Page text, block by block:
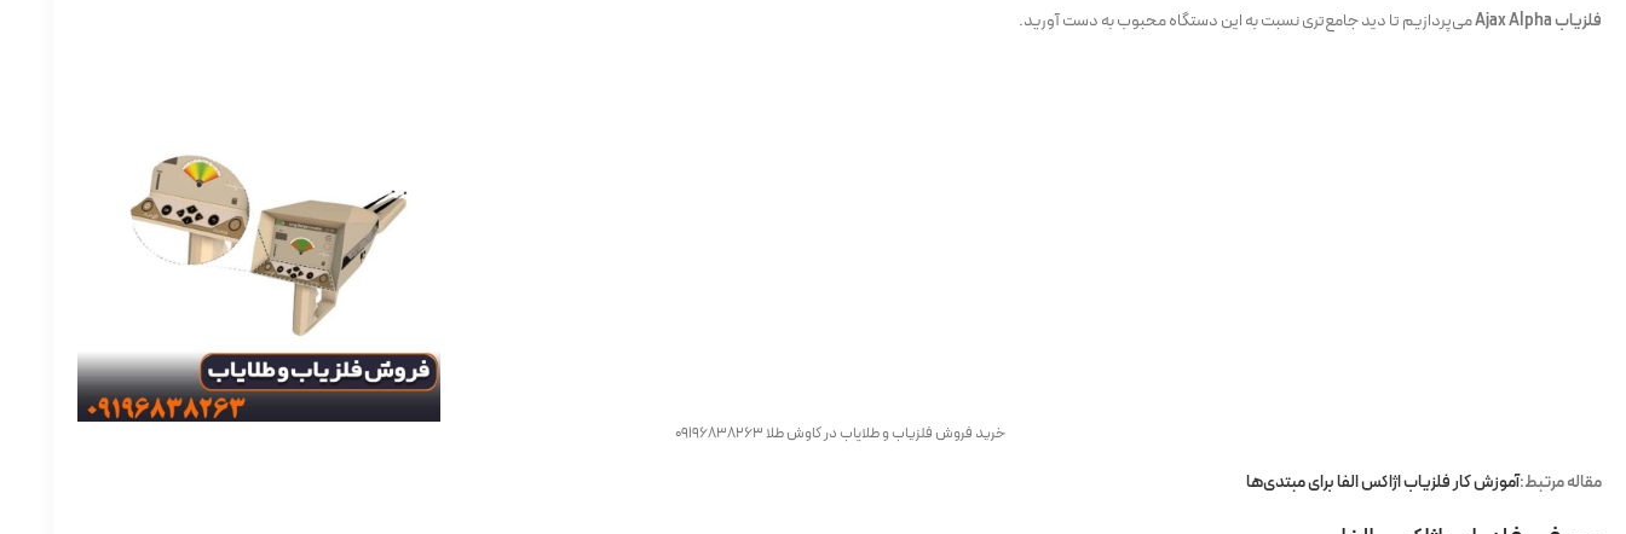
فلزیاب Ajax Alpha
می‌پردازیم تا دید جامع‌تری نسبت به این دستگاه محبوب به دست آورید.
خرید فروش فلزیاب و طلایاب در کاوش طلا 09196838263
مقاله مرتبط:آموزش کار فلزیاب اژاکس الفا برای مبتدی‌ها